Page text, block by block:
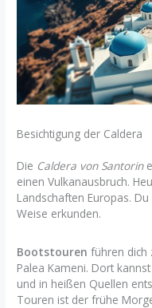
Besichtigung der Caldera
Die Caldera von Santorin
einen Vulkanausbruch.
Landschaften Europas.
Weise erkunden.
Bootstouren führen dich
Palea Kameni. Dort
und in heißen Quellen
Touren ist der frühe